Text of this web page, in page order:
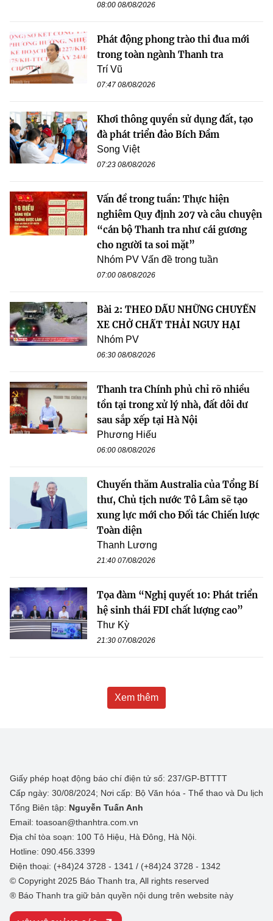
08:00 08/08/2026
Phát động phong trào thi đua mới
trong toàn ngành Thanh tra
Trí Vũ
07:47 08/08/2026
Khơi thông quyền sử dụng đất, tạo
đà phát triển đảo Bích Đầm
Song Việt
07:23 08/08/2026
Vấn đề trong tuần: Thực hiện
nghiêm Quy định 207 và câu chuyện
“cán bộ Thanh tra như cái gương
cho người ta soi mặt”
Nhóm PV Vấn đề trong tuần
07:00 08/08/2026
Bài 2: THEO DẤU NHỮNG CHUYẾN
XE CHỞ CHẤT THẢI NGUY HẠI
Nhóm PV
06:30 08/08/2026
Thanh tra Chính phủ chỉ rõ nhiều
tồn tại trong xử lý nhà, đất dôi dư
sau sắp xếp tại Hà Nội
Phương Hiếu
06:00 08/08/2026
Chuyến thăm Australia của Tổng Bí
thư, Chủ tịch nước Tô Lâm sẽ tạo
xung lực mới cho Đối tác Chiến lược
Toàn diện
Thanh Lương
21:40 07/08/2026
Tọa đàm “Nghị quyết 10: Phát triển
hệ sinh thái FDI chất lượng cao”
Thư Kỳ
21:30 07/08/2026
Xem thêm
Giấy phép hoạt động báo chí điện tử số: 237/GP-BTTTT
Cấp ngày: 30/08/2024; Nơi cấp: Bộ Văn hóa - Thể thao và Du lịch
Tổng Biên tập: Nguyễn Tuấn Anh
Email: toasoan@thanhtra.com.vn
Địa chỉ tòa soạn: 100 Tô Hiệu, Hà Đông, Hà Nội.
Hotline: 090.456.3399
Điện thoại: (+84)24 3728 - 1341 / (+84)24 3728 - 1342
© Copyright 2025 Báo Thanh tra, All rights reserved
® Báo Thanh tra giữ bản quyền nội dung trên website này